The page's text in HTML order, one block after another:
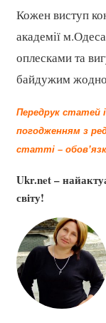
Кожен виступ
академії
оплесками та
байдужим
Передрук статей
погодженням з
статті –
Ukr.net –
світу!